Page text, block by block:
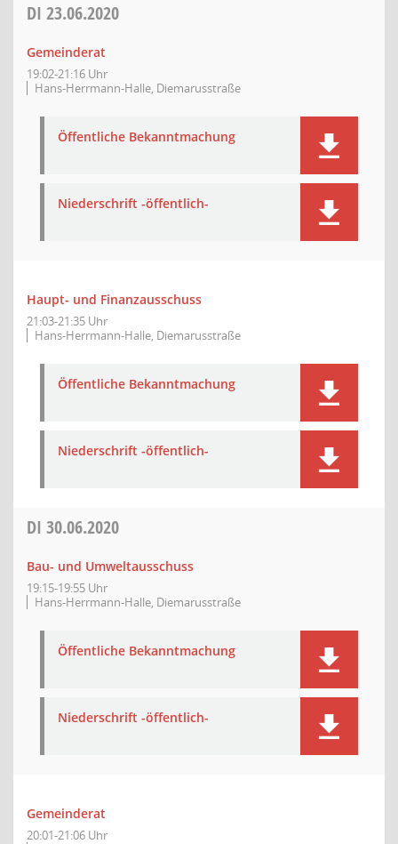
DI 23.06.2020
Gemeinderat
19:02-21:16 Uhr
Hans-Herrmann-Halle, Diemarusstraße
Öffentliche Bekanntmachung
Niederschrift -öffentlich-
Haupt- und Finanzausschuss
21:03-21:35 Uhr
Hans-Herrmann-Halle, Diemarusstraße
Öffentliche Bekanntmachung
Niederschrift -öffentlich-
DI 30.06.2020
Bau- und Umweltausschuss
19:15-19:55 Uhr
Hans-Herrmann-Halle, Diemarusstraße
Öffentliche Bekanntmachung
Niederschrift -öffentlich-
Gemeinderat
20:01-21:06 Uhr